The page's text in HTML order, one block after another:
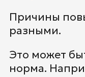
Причины
разными.
Это может
норма.